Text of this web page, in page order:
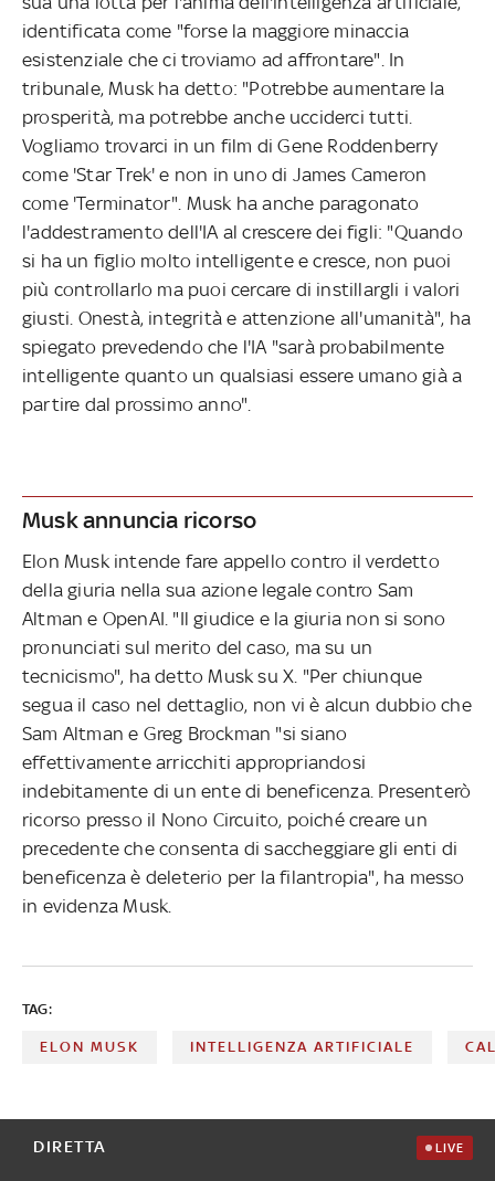
identificata come "forse la maggiore minaccia
esistenziale che ci troviamo ad affrontare". In
tribunale, Musk ha detto: "Potrebbe aumentare la
prosperità, ma potrebbe anche ucciderci tutti.
Vogliamo trovarci in un film di Gene Roddenberry
come 'Star Trek' e non in uno di James Cameron
come 'Terminator". Musk ha anche paragonato
l'addestramento dell'IA al crescere dei figli: "Quando
si ha un figlio molto intelligente e cresce, non puoi
più controllarlo ma puoi cercare di instillargli i valori
giusti. Onestà, integrità e attenzione all'umanità", ha
spiegato prevedendo che l'IA "sarà probabilmente
intelligente quanto un qualsiasi essere umano già a
partire dal prossimo anno".
Musk annuncia ricorso
Elon Musk intende fare appello contro il verdetto
della giuria nella sua azione legale contro Sam
Altman e OpenAI. "Il giudice e la giuria non si sono
pronunciati sul merito del caso, ma su un
tecnicismo", ha detto Musk su X. "Per chiunque
segua il caso nel dettaglio, non vi è alcun dubbio che
Sam Altman e Greg Brockman "si siano
effettivamente arricchiti appropriandosi
indebitamente di un ente di beneficenza. Presenterò
ricorso presso il Nono Circuito, poiché creare un
precedente che consenta di saccheggiare gli enti di
beneficenza è deleterio per la filantropia", ha messo
in evidenza Musk.
TAG:
ELON MUSK INTELLIGENZA ARTIFICIALE
DIRETTA LIVE